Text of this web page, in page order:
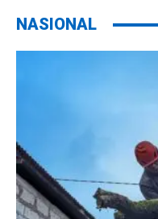
NASIONAL